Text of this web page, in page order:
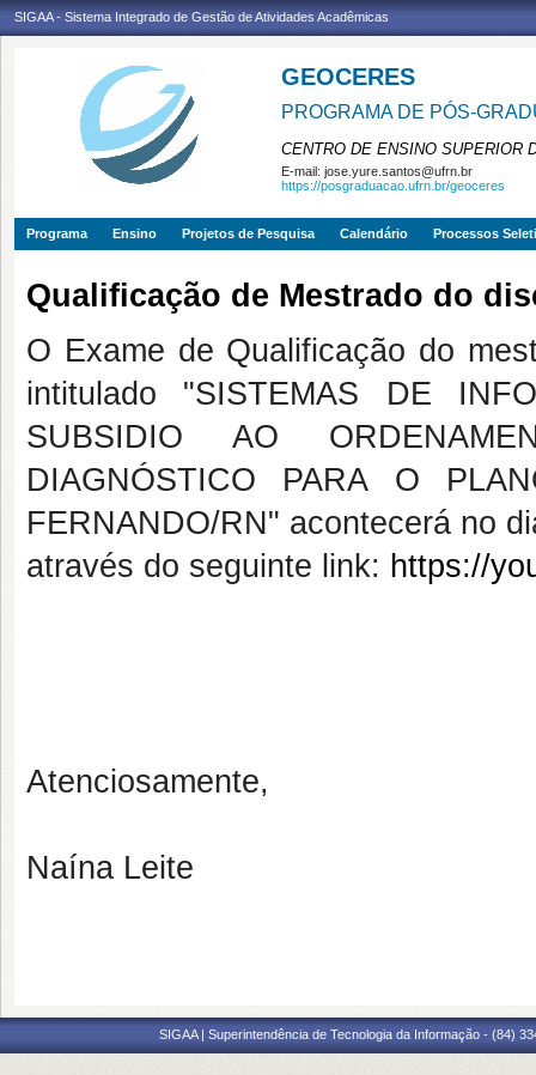
SIGAA - Sistema Integrado de Gestão de Atividades Acadêmicas
GEOCERES
PROGRAMA DE PÓS-
CENTRO DE ENSINO SUPERIOR
E-mail: jose.yure.santos@ufrn.br
https://posgraduacao.ufrn.br/geoceres
Programa Ensino Projetos de Pesquisa Calendário Processos
Qualificação de Mestrado do
O Exame de Qualificação do
intitulado "SISTEMAS DE
SUBSIDIO AO
DIAGNÓSTICO PARA O
FERNANDO/RN" acontecerá no
através do seguinte link: https://
Atenciosamente,
Naína Leite
SIGAA | Superintendência de Tecnologia da Informação - (84)